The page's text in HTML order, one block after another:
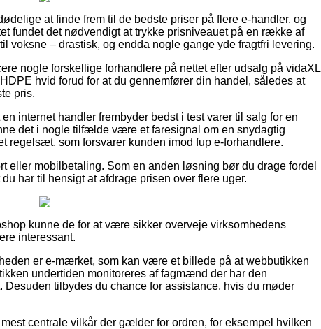
at finde frem til de bedste priser på flere e-handler, og
fundet det nødvendigt at trykke prisniveauet på en række af
voksne – drastisk, og endda nogle gange yde fragtfri levering.
nogle forskellige forhandlere på nettet efter udsalg på vidaXL
hvid forud for at du gennemfører din handel, således at
pris.
internet handler frembyder bedst i test varer til salg for en
det i nogle tilfælde være et faresignal om en snydagtig
regelsæt, som forsvarer kunden imod fup e-forhandlere.
eller mobilbetaling. Som en anden løsning bør du drage fordel
har til hensigt at afdrage prisen over flere uger.
kunne de for at være sikker overveje virksomhedens
interessant.
er e-mærket, som kan være et billede på at webbutikken
undertiden monitoreres af fagmænd der har den
tilbydes du chance for assistance, hvis du møder
centrale vilkår der gælder for ordren, for eksempel hvilken